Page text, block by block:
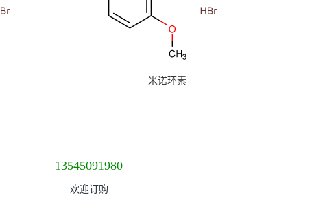
米诺环素
13545091980
欢迎订购